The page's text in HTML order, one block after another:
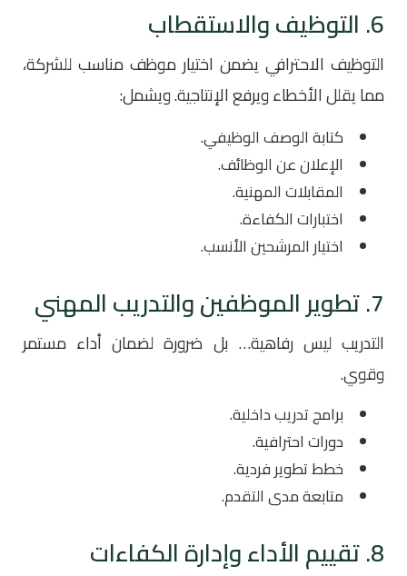
6. التوظيف والاستقطاب
التوظيف الاحترافي يضمن اختيار موظف مناسب للشركة،
مما يقلل الأخطاء ويرفع الإنتاجية. ويشمل:
كتابة الوصف الوظيفي.
الإعلان عن الوظائف.
المقابلات المهنية.
اختبارات الكفاءة.
اختيار المرشحين الأنسب.
7. تطوير الموظفين والتدريب المهني
التدريب ليس رفاهية… بل ضرورة لضمان أداء مستمر
وقوي.
برامج تدريب داخلية.
دورات احترافية.
خطط تطوير فردية.
متابعة مدى التقدم.
8. تقييم الأداء وإدارة الكفاءات